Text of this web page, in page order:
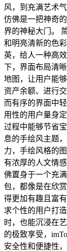
风，到充满艺术
仿佛是一把神奇
界的神秘大门。
和明亮清新的色
英，给人一种高
下，界面布局清
地图，让用户能
资产余额、进行
而有序的界面中
用性的用户量身
过程中能够节省
息的手绘风主题
力，手绘风格的
有浓厚的人文情
佛置身于一个充
包，都像是在欣
得更加有趣且富
求个性的用户打
时，也能沉浸在
的极致享受，
安全性和便捷性